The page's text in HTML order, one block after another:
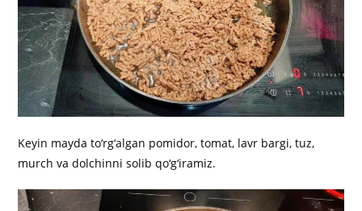
Keyin mayda to‘rg‘algan pomidor, tomat, lavr bargi, tuz,
murch va dolchinni solib qo‘g‘iramiz.